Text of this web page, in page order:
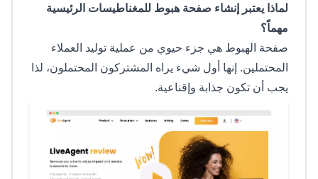
لماذا يعتبر إنشاء صفحة هبوط للمغناطيسات الرئيسية
مهماً؟
صفحة الهبوط هي جزء حيوي من عملية توليد العملاء
المحتملين. إنها أول شيء يراه المشتركون المحتملون، لذا
يجب أن تكون جذابة وإقناعية.